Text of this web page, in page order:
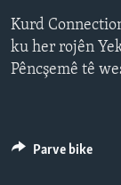
Learning English
Kurd
ku her rojên
Pêncşemê tê
Parve bike